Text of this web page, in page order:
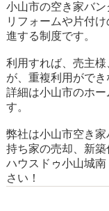
小山市の空き家バ
リフォームや片付
進する制度です。
利用すれば、売主
が、重複利用ができ
詳細は小山市のホ
す。
弊社は小山市空き家
持ち家の売却、新
ハウスドゥ小山城
さい！